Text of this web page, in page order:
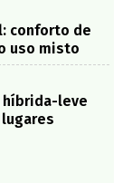
conforto de
uso misto
híbrida-leve